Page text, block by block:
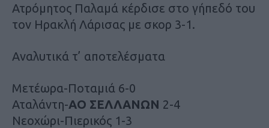
Ατρόμητος Παλαμά κέρδισε στο γήπεδό του
τον Ηρακλή Λάρισας με σκορ 3-1.
Αναλυτικά τ’ αποτελέσματα
Μετέωρα-Ποταμιά 6-0
Αταλάντη-ΑΟ ΣΕΛΛΑΝΩΝ 2-4
Νεοχώρι-Πιερικός 1-3